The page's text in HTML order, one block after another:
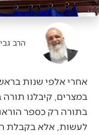
הרב
אחרי אלפי שנות
במצרים, קיבלנו
בתורה רק כספר
לעשות, אלא בקבלת